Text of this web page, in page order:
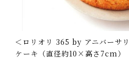
＜ロリオリ 365 by アニバーサ
ケーキ（直径約10×高さ7cm